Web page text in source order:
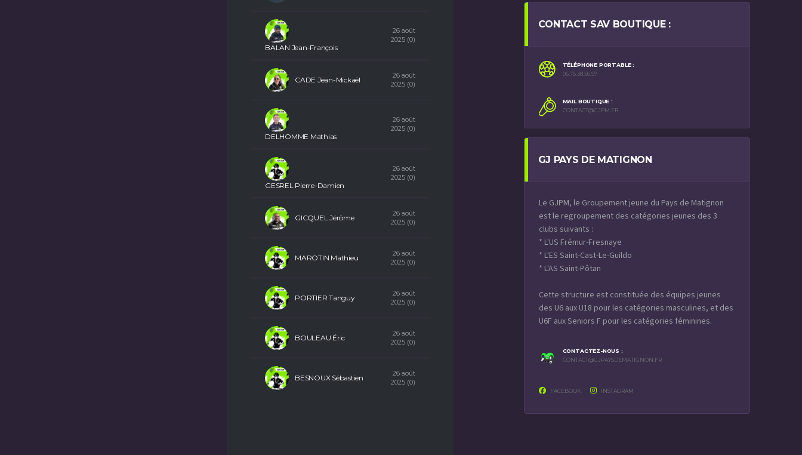
BALAN Jean-François
26 août
2025 (0)
CADE Jean-Mickaël
26 août
2025 (0)
DELHOMME Mathias
26 août
2025 (0)
GESREL Pierre-Damien
26 août
2025 (0)
GICQUEL Jérôme
26 août
2025 (0)
MAROTIN Mathieu
26 août
2025 (0)
PORTIER Tanguy
26 août
2025 (0)
BOULEAU Éric
26 août
2025 (0)
BESNOUX Sébastien
26 août
2025 (0)
CONTACT SAV BOUTIQUE :
TÉLÉPHONE PORTABLE :
06.75.38.56.97
MAIL BOUTIQUE :
CONTACT@GJPM.FR
GJ PAYS DE MATIGNON
Le GJPM, le Groupement jeune du Pays de Matignon
est le regroupement des catégories jeunes des 3
clubs suivants :
* L'US Frémur-Fresnaye
* L'ES Saint-Cast-Le-Guildo
* L'AS Saint-Pôtan
Cette structure est constituée des équipes jeunes
des U6 aux U18 pour les catégories masculines, et des
U6F aux Seniors F pour les catégories féminines.
CONTACTEZ-NOUS :
CONTACT@GJPAYSDEMATIGNON.FR
FACEBOOK INSTAGRAM